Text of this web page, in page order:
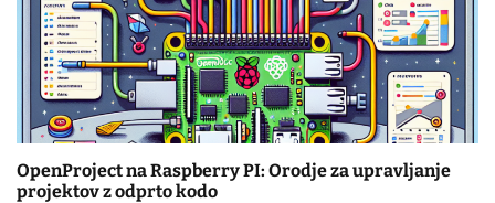
OpenProject na Raspberry PI: Orodje za upravljanje
projektov z odprto kodo